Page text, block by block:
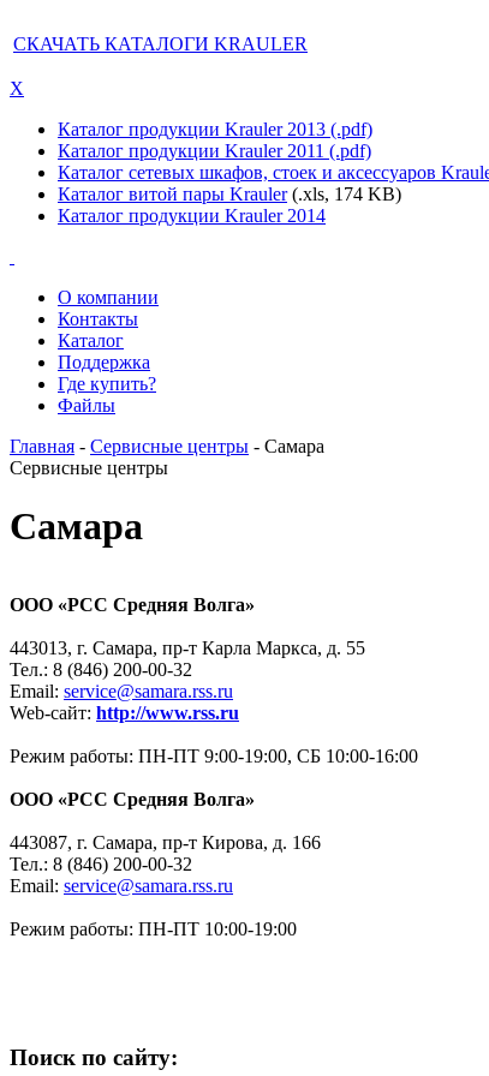
СКАЧАТЬ КАТАЛОГИ KRAULER
X
Каталог продукции Krauler 2013 (.pdf)
Каталог продукции Krauler 2011 (.pdf)
Каталог сетевых шкафов, стоек и аксессуаров
Каталог витой пары Krauler(.xls, 174 KB)
Каталог продукции Krauler 2014
О компании
Контакты
Каталог
Поддержка
Где купить?
Файлы
Главная - Сервисные центры - Самара
Сервисные центры
Самара
ООО «РСС Средняя Волга»
443013, г. Самара, пр-т Карла Маркса, д. 55
Тел.: 8 (846) 200-00-32
Email: service@samara.rss.ru
Web-сайт: http://www.rss.ru
Режим работы: ПН-ПТ 9:00-19:00, СБ 10:00-16:00
ООО «РСС Средняя Волга»
443087, г. Самара, пр-т Кирова, д. 166
Тел.: 8 (846) 200-00-32
Email: service@samara.rss.ru
Режим работы: ПН-ПТ 10:00-19:00
Поиск по сайту: